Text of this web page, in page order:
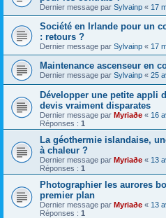
Dernier message par Sylvainp « 17
Société en Irlande pour un
: retours ?
Dernier message par Sylvainp « 17
Maintenance ascenseur en
Dernier message par Sylvainp « 25
Développer une petite appli
devis vraiment disparates
Dernier message par Myriaðe « 16
Réponses : 1
La géothermie islandaise,
à chaleur ?
Dernier message par Myriaðe « 13
Réponses : 1
Photographier les aurores
premier plan
Dernier message par Myriaðe « 13
Réponses : 1